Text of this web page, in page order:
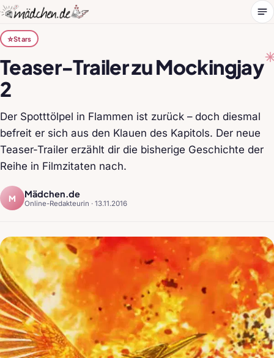
⭐Stars
Teaser-Trailer zu Mockingjay
2
Der Spotttölpel in Flammen ist zurück – doch diesmal
befreit er sich aus den Klauen des Kapitols. Der neue
Teaser-Trailer erzählt dir die bisherige Geschichte der
Reihe in Filmzitaten nach.
M Mädchen.de
Online-Redakteurin · 13.11.2016